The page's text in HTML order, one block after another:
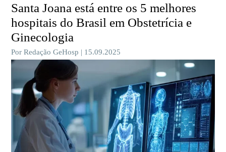
Santa Joana está entre os 5 melhores
hospitais do Brasil em Obstetrícia e
Ginecologia
Por Redação GeHosp | 15.09.2025